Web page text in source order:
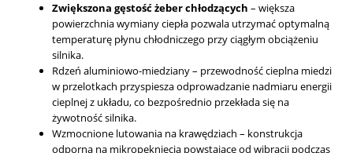
Zwiększona gęstość żeber chłodzących – większa
powierzchnia wymiany ciepła pozwala utrzymać optymalną
temperaturę płynu chłodniczego przy ciągłym obciążeniu
silnika.
Rdzeń aluminiowo-miedziany – przewodność cieplna miedzi
w przelotkach przyspiesza odprowadzanie nadmiaru energii
cieplnej z układu, co bezpośrednio przekłada się na
żywotność silnika.
Wzmocnione lutowania na krawędziach – konstrukcja
odporna na mikropęknięcia powstające od wibracji podczas